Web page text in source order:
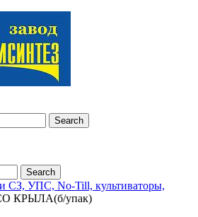
Search
Search
СЗ, УПС, No-Till, культиваторы,
КРЫЛА(б/упак)